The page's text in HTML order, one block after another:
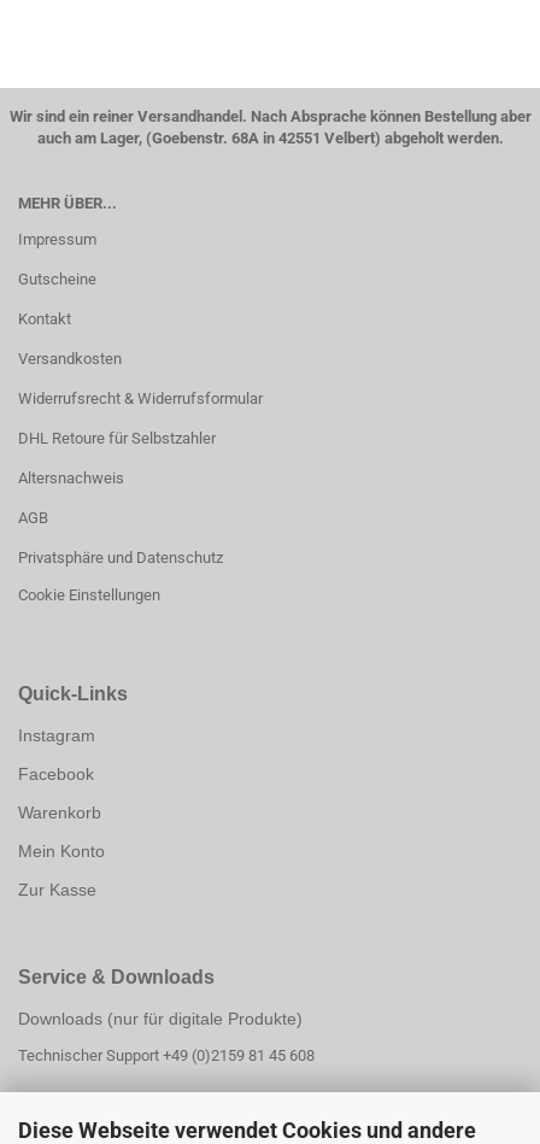
Diese Webseite verwendet Cookies und andere
Wir sind ein reiner Versandhandel. Nach Absprache können Bestellung aber
auch am Lager, (Goebenstr. 68A in 42551 Velbert) abgeholt werden.
MEHR ÜBER...
Impressum
Gutscheine
Kontakt
Versandkosten
Widerrufsrecht & Widerrufsformular
DHL Retoure für Selbstzahler
Altersnachweis
AGB
Privatsphäre und Datenschutz
Cookie Einstellungen
Quick-Links
Instagram
Facebook
Warenkorb
Mein Konto
Zur Kasse
Service & Downloads
Downloads (nur für digitale Produkte)
Technischer Support +49 (0)2159 81 45 608